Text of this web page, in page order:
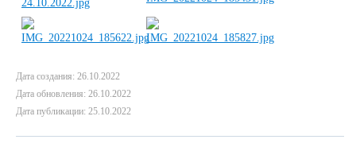
Дата создания: 26.10.2022
Дата обновления: 26.10.2022
Дата публикации: 25.10.2022